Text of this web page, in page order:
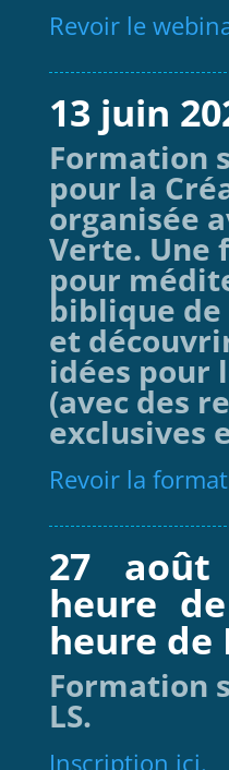
Revoir le
13 juin
Formation
pour la
organisée
Verte. Une
pour
biblique
et
idées pour
(avec des
exclusives
Revoir la
27 août
heure
heure de
Formation
LS.
Inscription ici.